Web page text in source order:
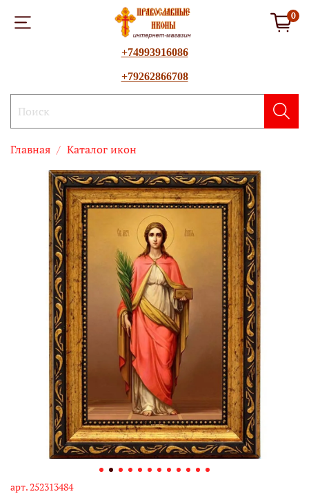
0
+74993916086
+79262866708
Главная Каталог икон
арт.252313484